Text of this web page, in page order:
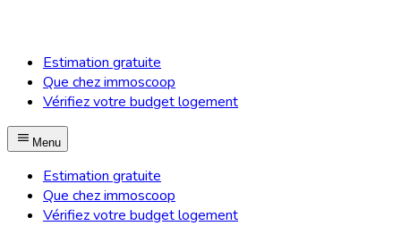
Estimation gratuite
Que chez immoscoop
Vérifiez votre budget logement
Menu
Estimation gratuite
Que chez immoscoop
Vérifiez votre budget logement